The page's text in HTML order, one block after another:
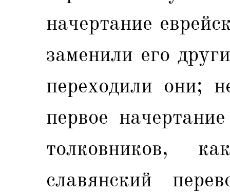
начертание
заменили его
переходили они;
первое
толковников,
славянский